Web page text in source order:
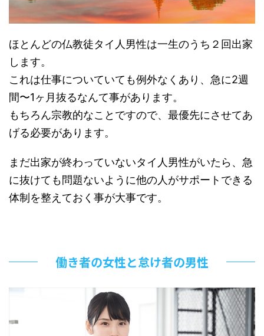
ほとんどの仏教徒タイ人男性は一生のうち２回出家
します。
これは仕事についていても例外なくあり、急に2週
間〜1ヶ月抜るなんて事があります。
もちろん宗教的なことですので、最優先にさせてあ
げる必要があります。
まだ出家が終わっていないタイ人男性がいたら、急
に抜けても問題ないように他の人がサポートできる
体制を整えておく事が大事です。
働き者の女性と怠け者の男性